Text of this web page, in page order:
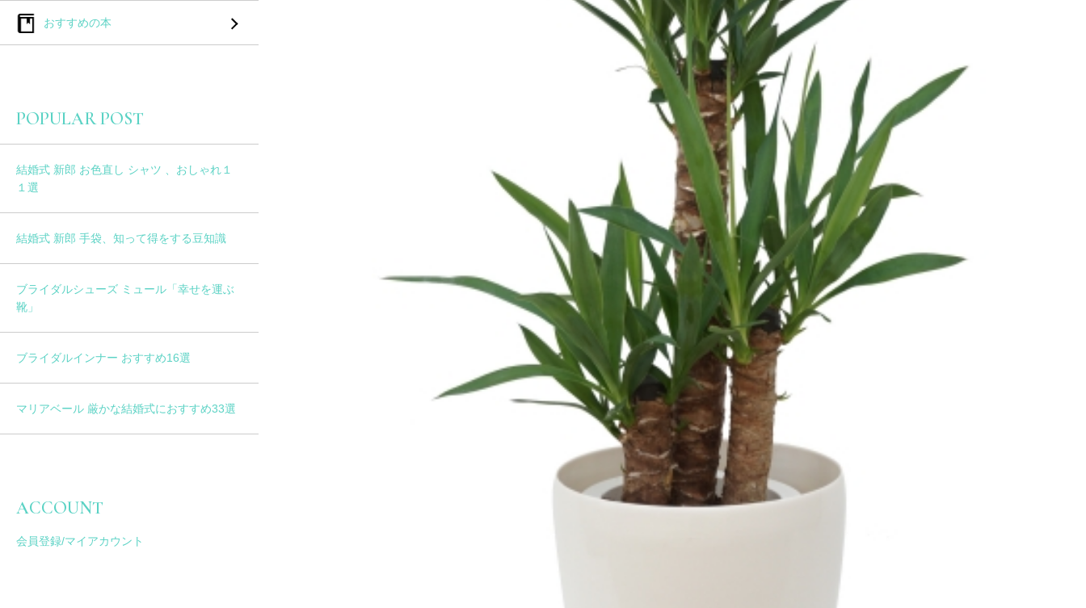
おすすめの本
POPULAR POST
結婚式 新郎 お色直し シャツ 、おしゃれ１
１選
結婚式 新郎 手袋、知って得をする豆知識
ブライダルシューズ ミュール「幸せを運ぶ
靴」
ブライダルインナー おすすめ16選
マリアベール 厳かな結婚式におすすめ33選
ACCOUNT
会員登録/マイアカウント